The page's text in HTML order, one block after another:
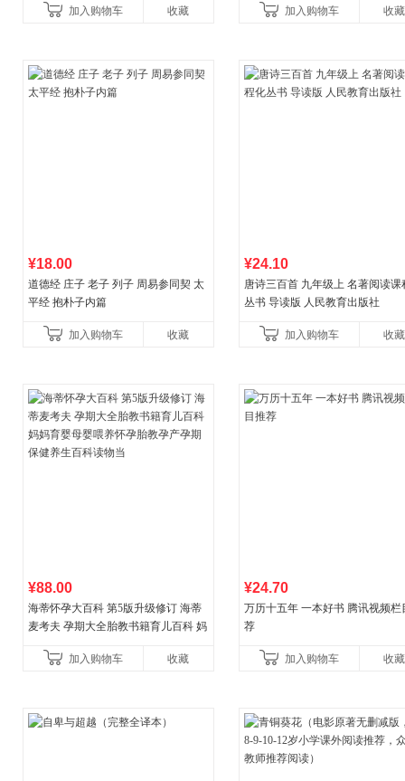
加入购物车 收藏
加入购物车
收藏
¥18.00
道德经 庄子 老子 列子 周易参同契 太
平经 抱朴子内篇
加入购物车 收藏
¥24.10
唐诗三百首 九年级上 名著阅读课
丛书 导读版 人民教育出版社
加入购物车 收藏
¥88.00
海蒂怀孕大百科 第5版升级修订 海蒂
麦考夫 孕期大全胎教书籍育儿百科 妈
健养生百科读物当
加入购物车 收藏
¥24.70
万历十五年 一本好书 腾讯视频栏
荐
加入购物车 收藏